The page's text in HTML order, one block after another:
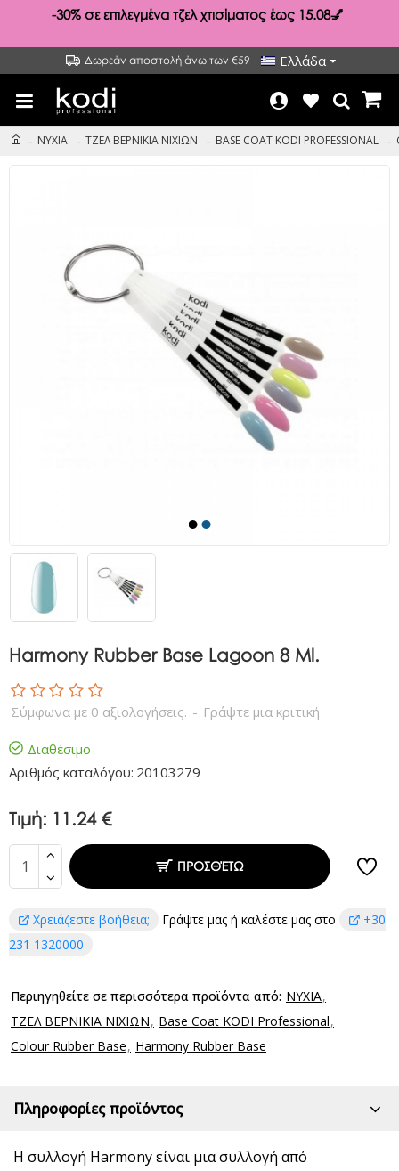
-30% σε επιλεγμένα τζελ χτισίματος έως 15.08💅
Δωρεάν αποστολή άνω των €59 Ελλάδα
ΝΥΧΙΑ ΤΖΕΛ ΒΕΡΝΙΚΙΑ ΝΙΧΙΩΝ BASE COAT KODI PROFESSIONAL
Harmony Rubber Base Lagoon 8 Ml.
Διαθέσιμο
Αριθμός καταλόγου: 20103279
Σύμφωνα με 0 αξιολογήσεις. - Γράψτε μια κριτική
Τιμή: 11.24 €
ΠΡΟΣΘΈΤΩ
Χρειάζεστε βοήθεια; Γράψτε μας ή καλέστε μας στο
+30
231 1320000
Περιηγηθείτε σε περισσότερα προϊόντα από: ΝΥΧΙΑ
ΤΖΕΛ ΒΕΡΝΙΚΙΑ ΝΙΧΙΩΝ
Base Coat KODI Professional
Colour Rubber Base
Harmony Rubber Base
Πληροφορίες προϊόντος
Η συλλογή Harmony είναι μια συλλογή από